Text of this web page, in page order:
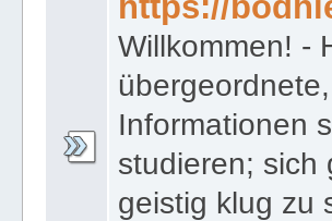
Willkommen! -
Informationen
studieren; sich
geistig klug zu